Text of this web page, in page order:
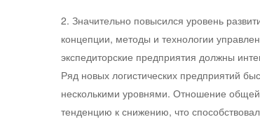
2. Значительно повысился уровень
концепции, методы и технологии
экспедиторские предприятия должны
Ряд новых логистических предприятий
несколькими уровнями. Отношение общей
тенденцию к снижению, что